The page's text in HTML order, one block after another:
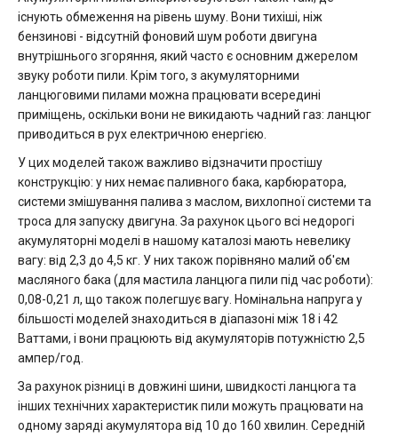
існують обмеження на рівень шуму. Вони тихіші, ніж
бензинові - відсутній фоновий шум роботи двигуна
внутрішнього згоряння, який часто є основним джерелом
звуку роботи пили. Крім того, з акумуляторними
ланцюговими пилами можна працювати всередині
приміщень, оскільки вони не викидають чадний газ: ланцюг
приводиться в рух електричною енергією.
У цих моделей також важливо відзначити простішу
конструкцію: у них немає паливного бака, карбюратора,
системи змішування палива з маслом, вихлопної системи та
троса для запуску двигуна. За рахунок цього всі недорогі
акумуляторні моделі в нашому каталозі мають невелику
вагу: від 2,3 до 4,5 кг. У них також порівняно малий об'єм
масляного бака (для мастила ланцюга пили під час роботи):
0,08-0,21 л, що також полегшує вагу. Номінальна напруга у
більшості моделей знаходиться в діапазоні між 18 і 42
Ваттами, і вони працюють від акумуляторів потужністю 2,5
ампер/год.
За рахунок різниці в довжині шини, швидкості ланцюга та
інших технічних характеристик пили можуть працювати на
одному заряді акумулятора від 10 до 160 хвилин. Середній